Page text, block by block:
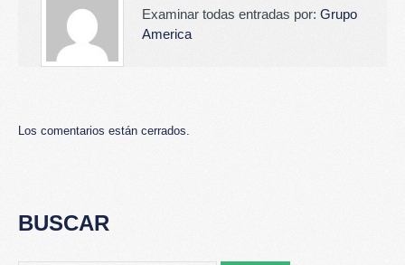
Examinar todas entradas por: Grupo
America
Los comentarios están cerrados.
BUSCAR